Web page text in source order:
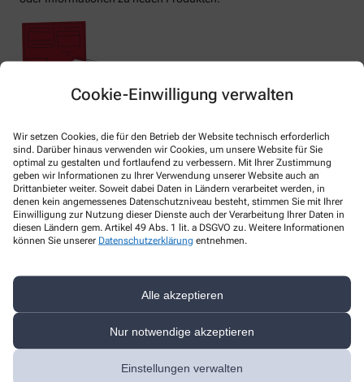
Cookie-Einwilligung verwalten
Wir setzen Cookies, die für den Betrieb der Website technisch erforderlich
sind. Darüber hinaus verwenden wir Cookies, um unsere Website für Sie
optimal zu gestalten und fortlaufend zu verbessern. Mit Ihrer Zustimmung
geben wir Informationen zu Ihrer Verwendung unserer Website auch an
Drittanbieter weiter. Soweit dabei Daten in Ländern verarbeitet werden, in
denen kein angemessenes Datenschutzniveau besteht, stimmen Sie mit Ihrer
Einwilligung zur Nutzung dieser Dienste auch der Verarbeitung Ihrer Daten in
diesen Ländern gem. Artikel 49 Abs. 1 lit. a DSGVO zu. Weitere Informationen
können Sie unserer Datenschutzerklärung entnehmen.
Alle akzeptieren
Nur notwendige akzeptieren
Einstellungen verwalten
Ihr Befreiungsausweis
Der Befreiungsausweis ist künftig bei uns gespeichert und wird
automatisch berücksichtigt, auch wenn das Rezept falsch
ausgefüllt sein sollte.
Wenn auch Sie die hier genannten Vorteile des Kundenservice mit
sprechen Sie uns an.
Kundenkarte anfordern